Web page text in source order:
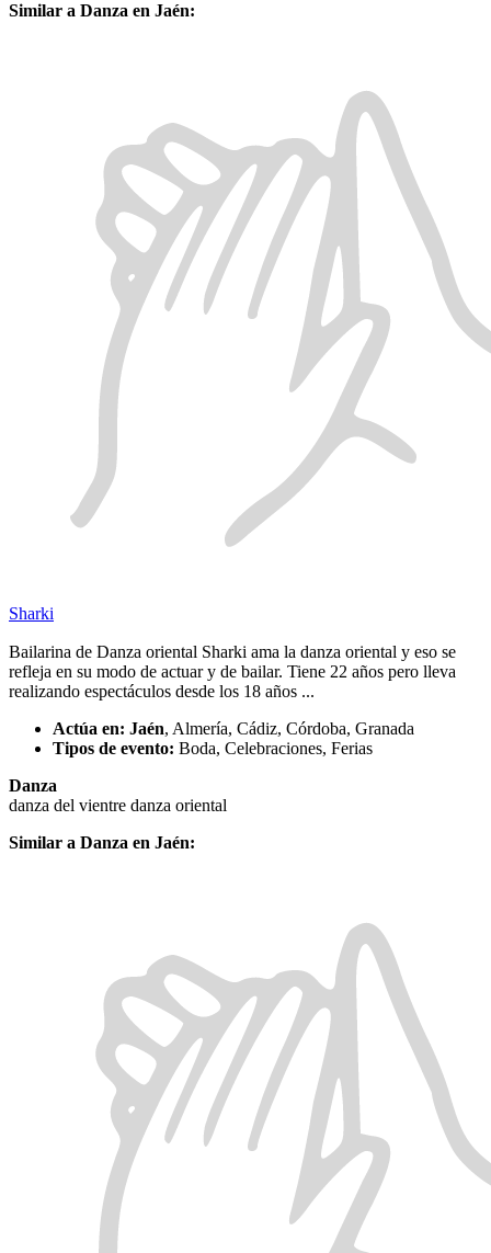
Similar a Danza en Jaén:
Sharki
Bailarina de Danza oriental Sharki ama la danza oriental y eso se
refleja en su modo de actuar y de bailar. Tiene 22 años pero lleva
realizando espectáculos desde los 18 años ...
Actúa en: Jaén, Almería, Cádiz, Córdoba, Granada
Tipos de evento: Boda, Celebraciones, Ferias
Danza
danza del vientre danza oriental
Similar a Danza en Jaén: